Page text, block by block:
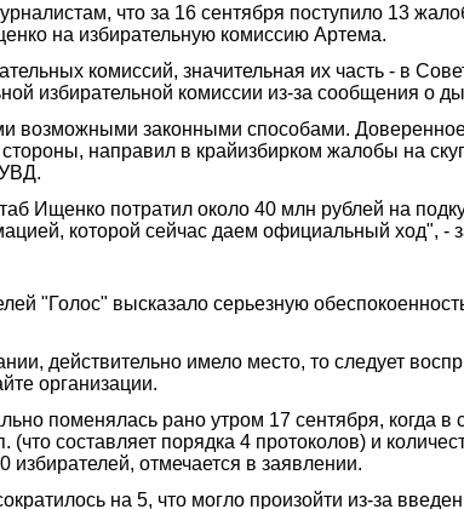
что за 16 сентября поступило 13
на избирательную комиссию Артема.
комиссий, значительная их часть - в
избирательной комиссии из-за сообщения о
возможными законными способами.
направил в крайизбирком жалобы на
Ищенко потратил около 40 млн рублей на
которой сейчас даем официальный ход", -
"Голос" высказало серьезную
действительно имело место, то следует
организации.
поменялась рано утром 17 сентября,
составляет порядка 4 протоколов) и
отмечается в заявлении.
на 5, что могло произойти из-за